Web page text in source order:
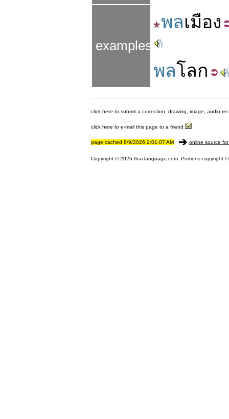
examples
พลเมือง
พลโลก
click here to submit a correction, drawing, image, audio
click here to e-mail this page to a friend
page cached 8/9/2026 2:01:07 AM online source
Copyright © 2026 thai-language.com. Portions copyright